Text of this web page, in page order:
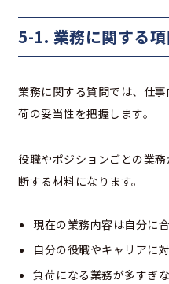
5-1. 業務に関する項
業務に関する質問では、仕
荷の妥当性を把握します。
役職やポジションごとの業
断する材料になります。
現在の業務内容は自分に
自分の役職やキャリアに
負荷になる業務が多すぎ